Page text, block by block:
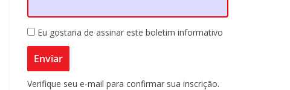
Eu gostaria de assinar este boletim informativo
Verifique seu e-mail para confirmar sua inscrição.